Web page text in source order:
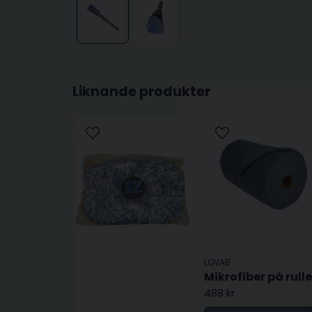
Liknande produkter
LOVAB
Mikrofiber på rulle
488 kr